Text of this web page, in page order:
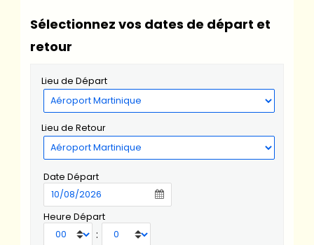
Sélectionnez vos dates de départ et
retour
Lieu de Départ
Lieu de Retour
Date Départ
Heure Départ
: